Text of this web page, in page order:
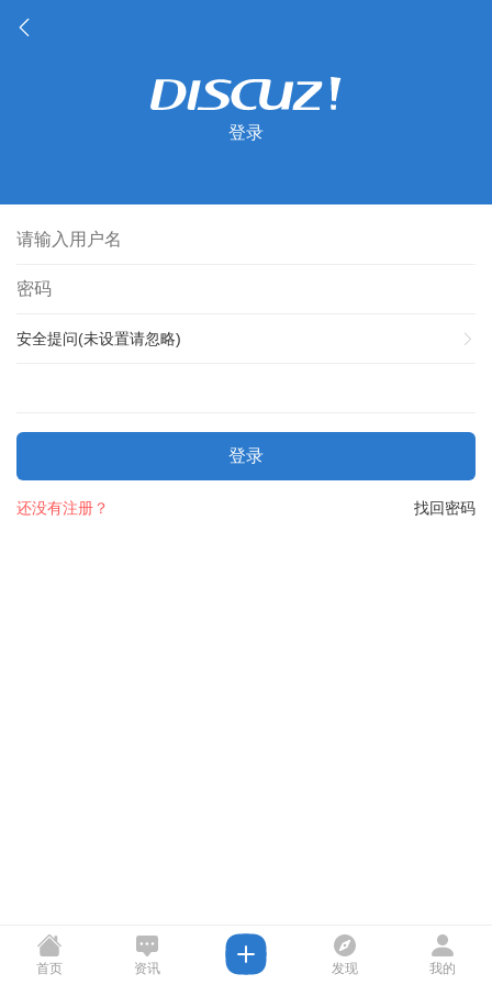
登录
安全提问(未设置请忽略)
登录
找回密码
还没有注册？
首页 资讯 发现 我的